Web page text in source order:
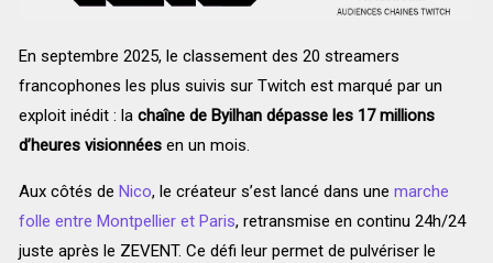
En septembre 2025, le classement des 20 streamers
francophones les plus suivis sur Twitch est marqué par un
exploit inédit : la chaîne de Byilhan dépasse les 17 millions
d’heures visionnéesen un mois.
Aux côtés de Nico, le créateur s’est lancé dans une marche
folle entre Montpellier et Paris, retransmise en continu 24h/24
juste après le ZEVENT. Ce défi leur permet de pulvériser le